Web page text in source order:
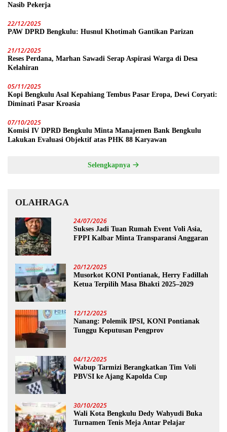
Nasib Pekerja
22/12/2025
PAW DPRD Bengkulu: Husnul Khotimah Gantikan Parizan
21/12/2025
Reses Perdana, Marhan Sawadi Serap Aspirasi Warga di Desa
Kelahiran
05/11/2025
Kopi Bengkulu Asal Kepahiang Tembus Pasar Eropa, Dewi Coryati:
Diminati Pasar Kroasia
07/10/2025
Komisi IV DPRD Bengkulu Minta Manajemen Bank Bengkulu
Lakukan Evaluasi Objektif atas PHK 88 Karyawan
Selengkapnya
OLAHRAGA
24/07/2026
Sukses Jadi Tuan Rumah Event Voli Asia,
FPPI Kalbar Minta Transparansi Anggaran
20/12/2025
Musorkot KONI Pontianak, Herry Fadillah
Ketua Terpilih Masa Bhakti 2025–2029
12/12/2025
Nanang: Polemik IPSI, KONI Pontianak
Tunggu Keputusan Pengprov
04/12/2025
Wabup Tarmizi Berangkatkan Tim Voli
PBVSI ke Ajang Kapolda Cup
30/10/2025
Wali Kota Bengkulu Dedy Wahyudi Buka
Turnamen Tenis Meja Antar Pelajar